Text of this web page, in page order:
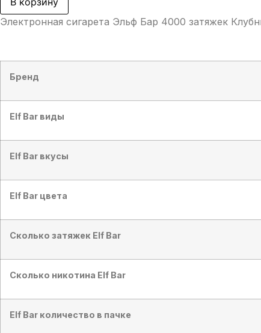
Эльф
Бар
4000
(Elf
Bar
BC
Strawberry
Mango)
Электронная сигарета Эльф Бар 4000 затяжек
Бренд
Elf Bar виды
Elf Bar вкусы
Elf Bar цвета
Сколько затяжек Elf Bar
Сколько никотина Elf Bar
Elf Bar количество в пачке